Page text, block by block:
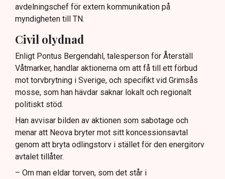
avdelningschef för extern kommunikation på
myndigheten till TN.
Civil olydnad
Enligt Pontus Bergendahl, talesperson för Återställ
Våtmarker, handlar aktionerna om att få till ett förbud
mot torvbrytning i Sverige, och specifikt vid Grimsås
mosse, som han hävdar saknar lokalt och regionalt
politiskt stöd.
Han avvisar bilden av aktionen som sabotage och
menar att Neova bryter mot sitt koncessionsavtal
genom att bryta odlingstorv i stället för den energitorv
avtalet tillåter.
– Om man eldar torven, som det står i